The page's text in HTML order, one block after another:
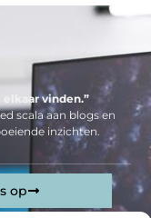
vinden.”
scala aan blogs en
inzichten.
op